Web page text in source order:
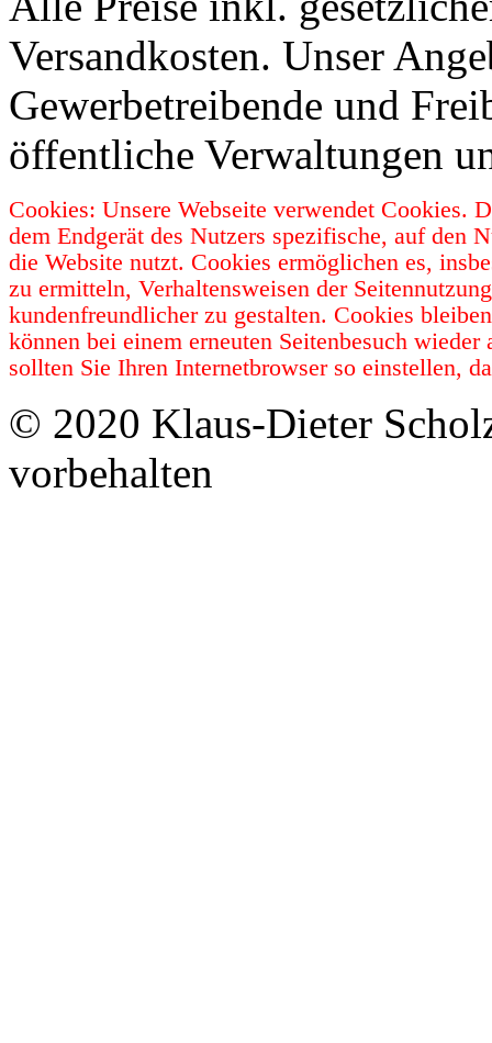
Versandkosten. Unser
Gewerbetreibende und
öffentliche Verwaltungen
Cookies: Unsere Webseite verwendet Cookies.
dem Endgerät des Nutzers spezifische, auf den
die Website nutzt. Cookies ermöglichen es,
zu ermitteln, Verhaltensweisen der
kundenfreundlicher zu gestalten. Cookies
können bei einem erneuten Seitenbesuch
sollten Sie Ihren Internetbrowser so einstellen,
© 2020 Klaus-Dieter
vorbehalten